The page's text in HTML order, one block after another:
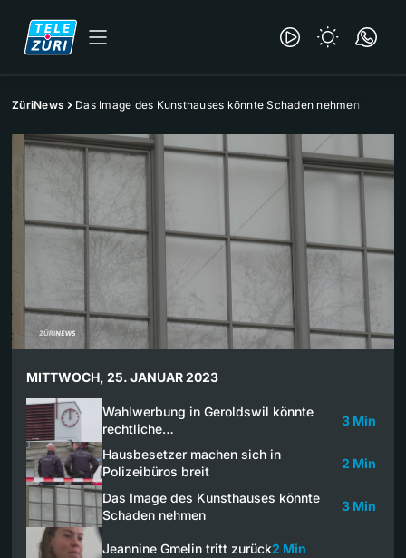
ZüriNews Das Image des Kunsthauses könnte Schaden nehmen
MITTWOCH, 25. JANUAR 2023
Wahlwerbung in Geroldswil könnte
rechtliche…
3 Min
Hausbesetzer machen sich in
Polizeibüros breit
2 Min
Das Image des Kunsthauses könnte
Schaden nehmen
3 Min
Jeannine Gmelin tritt zurück2 Min